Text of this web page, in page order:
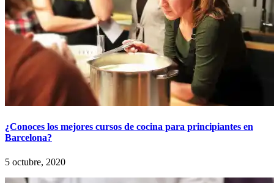
¿Conoces los mejores cursos de cocina para principiantes en
Barcelona?
5 octubre, 2020